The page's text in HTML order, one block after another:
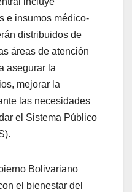
e insumos médico-
distribuidos de
áreas de atención
asegurar la
mejorar la
las necesidades
el Sistema Público
Bolivariano
el bienestar del